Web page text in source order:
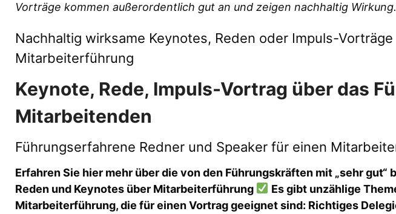
Vorträge kommen außerordentlich gut an und zeigen nachhaltig Wirkung.
Nachhaltig wirksame Keynotes, Reden oder Impuls-
Mitarbeiterführung
Keynote, Rede, Impuls-Vortrag über das
Mitarbeitenden
Führungserfahrene Redner und Speaker für einen
Erfahren Sie hier mehr über die von den Führungskräften mit „sehr
Reden und Keynotes über Mitarbeiterführung
Es gibt unzählige
Mitarbeiterführung, die für einen Vortrag geeignet sind: Richtiges